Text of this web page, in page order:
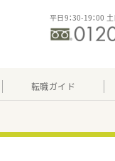
平日9：30-19：00
転職ガイド